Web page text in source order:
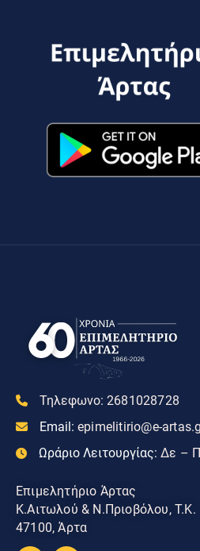
Τηλεφωνο: 2681028728
Email: epimelitirio@e-
Ωράριο Λειτουργίας: Δε –
Επιμελητήριο Άρτας
Κ.Αιτωλού & Ν.Πριοβόλου, Τ.Κ.
47100, Άρτα